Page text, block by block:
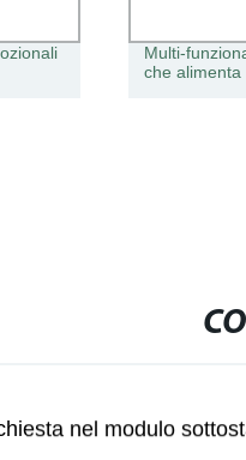
Multi-
che alimenta
nel modulo